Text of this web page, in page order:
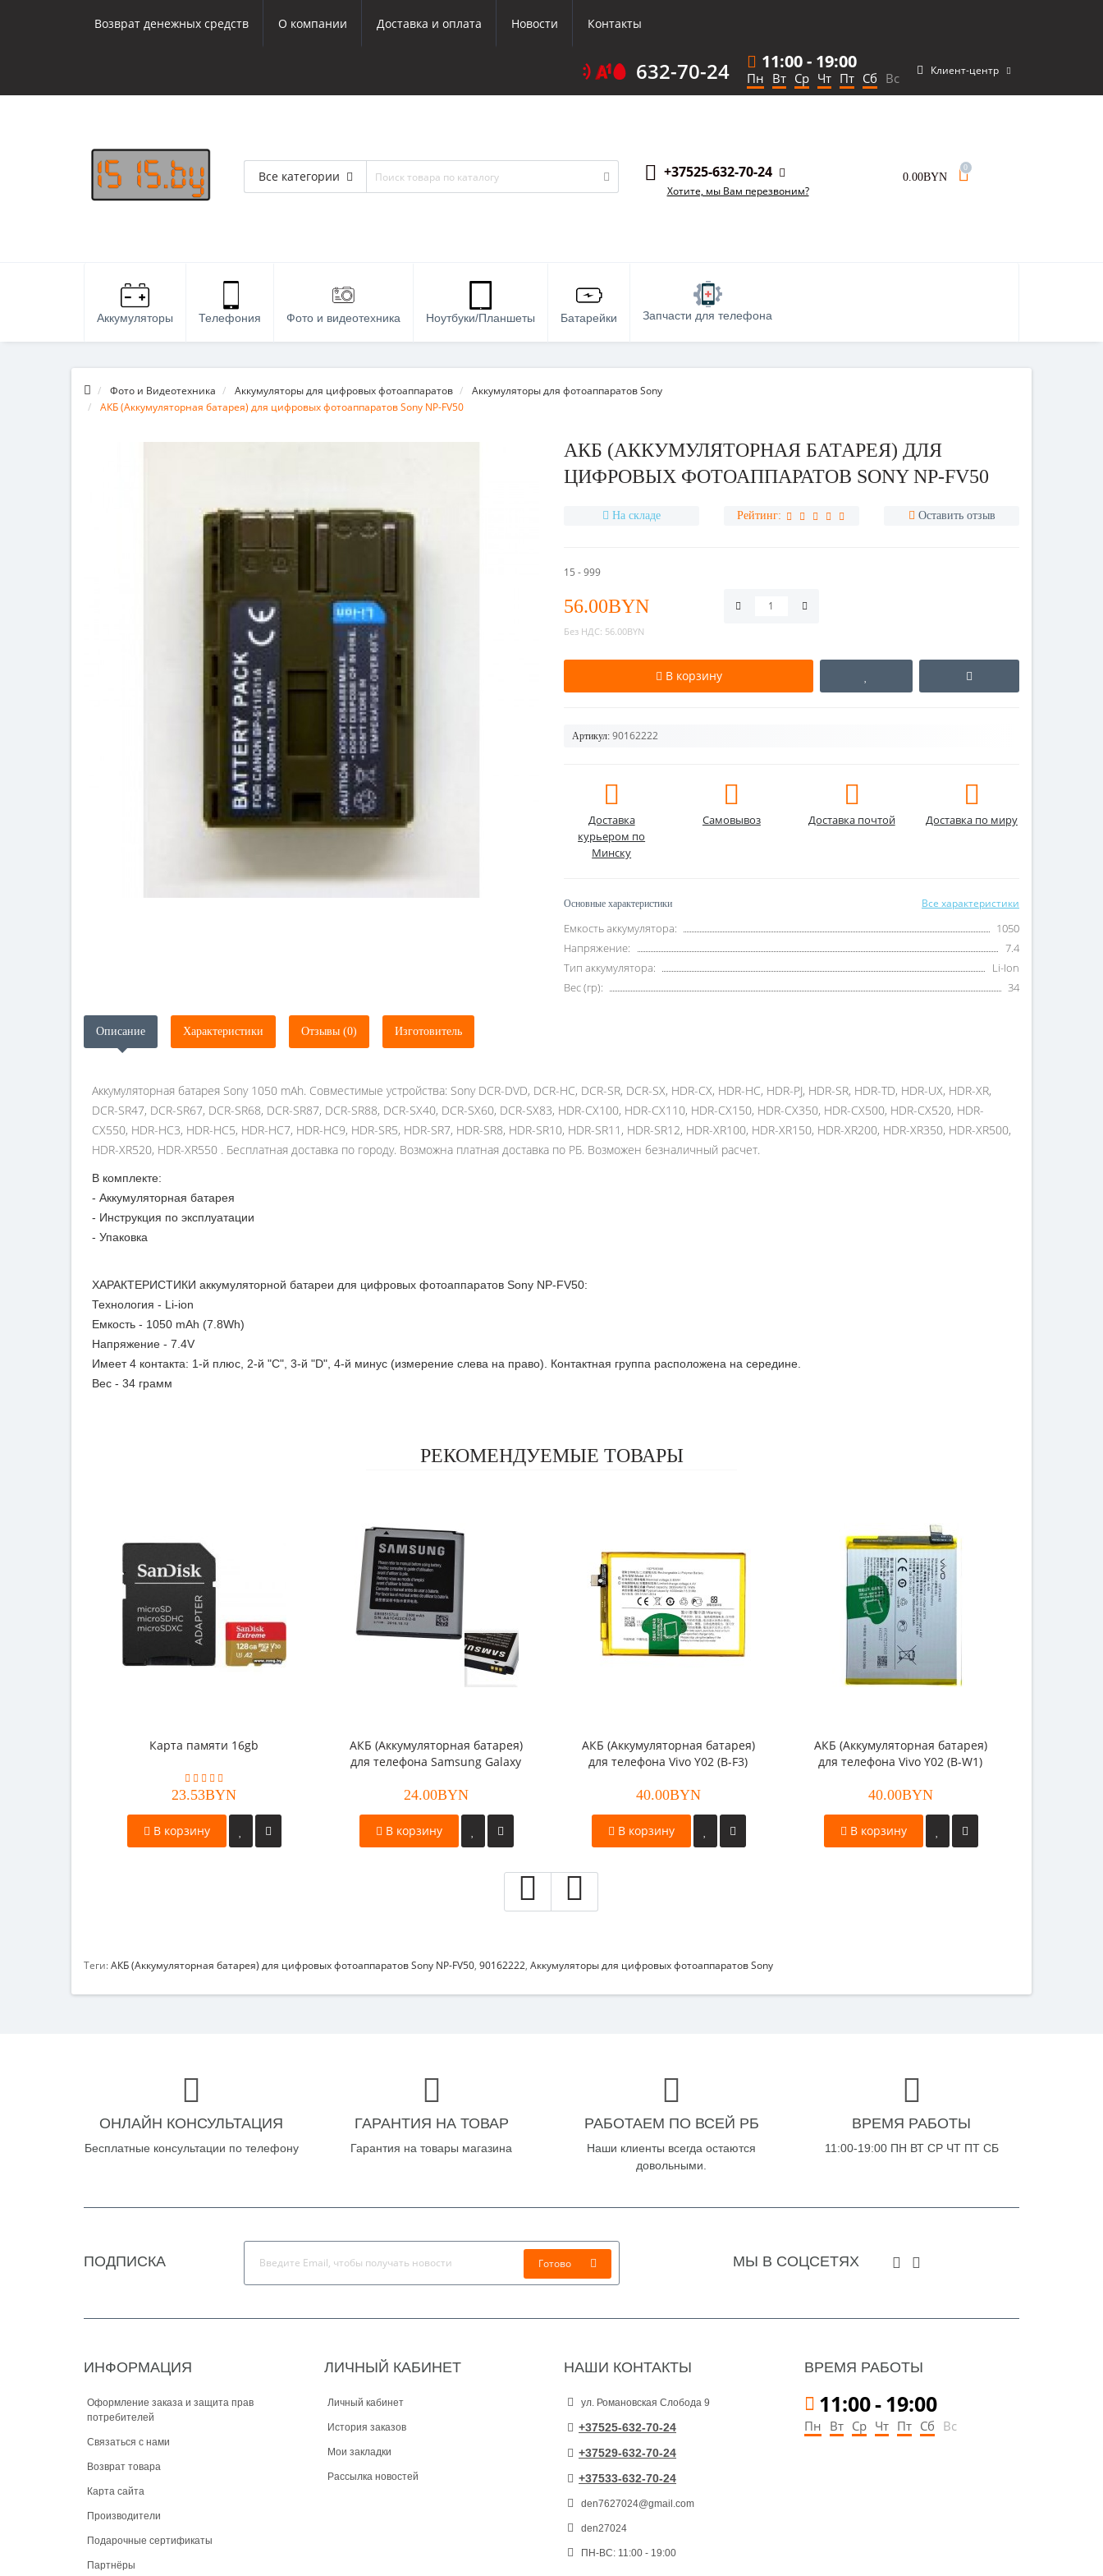
Возврат денежных средств О компании Доставка и оплата Новости Контакты
632-70-24 11:00- 19:00
Пн Вт Ср Чт Пт Сб Вс Клиент-центр
Все категории +37525-632-70-24
Хотите, мы Вам перезвоним?
0.00BYN
0
Аккумуляторы Телефония Фото и видеотехника Ноутбуки/Планшеты Батарейки Запчасти для телефона
Фото и Видеотехника Аккумуляторы для цифровых фотоаппаратов
Аккумуляторы для фотоаппаратов Sony
АКБ (Аккумуляторная батарея) для цифровых фотоаппаратов Sony NP-FV50
АКБ (АККУМУЛЯТОРНАЯ БАТАРЕЯ) ДЛЯ
ЦИФРОВЫХ ФОТОАППАРАТОВ SONY NP-FV50
На складе Рейтинг: Оставить отзыв
15 - 999
56.00BYN
Без НДС: 56.00BYN
В корзину
Артикул: 90162222
Доставка
курьером по
Минску
Самовывоз Доставка почтой Доставка по миру
Основные характеристики Все характеристики
Емкость аккумулятора:
1050
Напряжение:
7.4
Тип аккумулятора:
Li-Ion
Вес (гр):
34
Описание Характеристики Отзывы (0) Изготовитель
Аккумуляторная батарея Sony 1050 mAh. Совместимые устройства: Sony DCR-DVD, DCR-HC, DCR-SR, DCR-SX, HDR-CX, HDR-HC, HDR-PJ, HDR-SR, HDR-TD, HDR-UX, HDR-XR,
DCR-SR47, DCR-SR67, DCR-SR68, DCR-SR87, DCR-SR88, DCR-SX40, DCR-SX60, DCR-SX83, HDR-CX100, HDR-CX110, HDR-CX150, HDR-CX350, HDR-CX500, HDR-CX520, HDR-
CX550, HDR-HC3, HDR-HC5, HDR-HC7, HDR-HC9, HDR-SR5, HDR-SR7, HDR-SR8, HDR-SR10, HDR-SR11, HDR-SR12, HDR-XR100, HDR-XR150, HDR-XR200, HDR-XR350, HDR-XR500,
HDR-XR520, HDR-XR550 . Бесплатная доставка по городу. Возможна платная доставка по РБ. Возможен безналичный расчет.
В комплекте:
- Аккумуляторная батарея
- Инструкция по эксплуатации
- Упаковка
ХАРАКТЕРИСТИКИ аккумуляторной батареи для цифровых фотоаппаратов Sony NP-FV50:
Технология - Li-ion
Емкость - 1050 mAh (7.8Wh)
Напряжение - 7.4V
Имеет 4 контакта: 1-й плюс, 2-й "С", 3-й "D", 4-й минус (измерение слева на право). Контактная группа расположена на середине.
Вес - 34 грамм
РЕКОМЕНДУЕМЫЕ ТОВАРЫ
Карта памяти 16gb
23.53BYN
В корзину
АКБ (Аккумуляторная батарея)
для телефона Samsung Galaxy
оригинал
24.00BYN
В корзину
АКБ (Аккумуляторная батарея)
для телефона Vivo Y02 (B-F3)
40.00BYN
В корзину
АКБ (Аккумуляторная батарея)
для телефона Vivo Y02 (B-W1)
40.00BYN
В корзину
Теги:АКБ (Аккумуляторная батарея) для цифровых фотоаппаратов Sony NP-FV50, 90162222, Аккумуляторы для цифровых фотоаппаратов Sony
ОНЛАЙН КОНСУЛЬТАЦИЯ
Бесплатные консультации по телефону
ГАРАНТИЯ НА ТОВАР
Гарантия на товары магазина
РАБОТАЕМ ПО ВСЕЙ РБ
Наши клиенты всегда остаются
довольными.
ВРЕМЯ РАБОТЫ
11:00-19:00 ПН ВТ СР ЧТ ПТ СБ
ПОДПИСКА Готово МЫ В СОЦСЕТЯХ
ИНФОРМАЦИЯ
Оформление заказа и защита прав
потребителей
Связаться с нами
Возврат товара
Карта сайта
Производители
Подарочные сертификаты
Партнёры
ЛИЧНЫЙ КАБИНЕТ
Личный кабинет
История заказов
Мои закладки
Рассылка новостей
НАШИ КОНТАКТЫ
ул. Романовская Слобода 9
+37525-632-70-24
+37529-632-70-24
+37533-632-70-24
den7627024@gmail.com
den27024
ПН-ВС: 11:00 - 19:00
ВРЕМЯ РАБОТЫ
11:00-19:00
Пн Вт Ср Чт Пт Сб Вс